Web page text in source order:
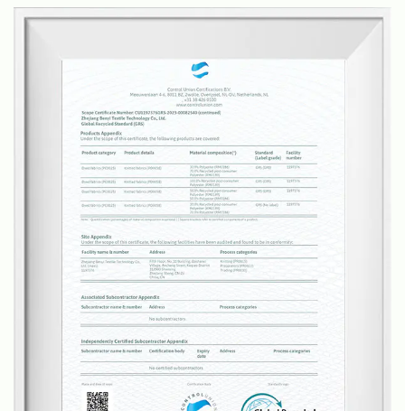
أكثر من 20 مهندسا من مهندسي الأقمشة، نقوم بتطوير
منسوجات جديدة للسجاد كل ثلاثة أشهر استنادا إلى اتجاهات
السوق ويمكننا أيضا تقديم خدمات مصممة وفقا لمتطلبات
إن سجادنا وسجاداتنا ملائمة لمختلف السيناريوهات، بما فيها
غرف الجلوس، غرف النوم، الحمامات، المطابخ، المداخل
والمخارج، وغيرها. إننا فخورون بتقديم منتجات عالية الجودة
وخدمة عملاء ممتازة، وهدفنا أن نصبح مصنعا رائدا للسجاد
والسجاد في الصين وحتى عالميا.